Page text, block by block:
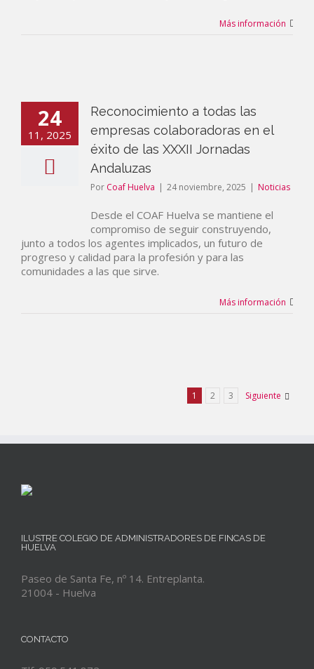
Más información
24
11, 2025
Reconocimiento a todas las
empresas colaboradoras en el
éxito de las XXXII Jornadas
Andaluzas
Por Coaf Huelva | 24 noviembre, 2025 | Noticias
Desde el COAF Huelva se mantiene el
compromiso de seguir construyendo,
junto a todos los agentes implicados, un futuro de
progreso y calidad para la profesión y para las
comunidades a las que sirve.
Más información
1 2 3 Siguiente
ILUSTRE COLEGIO DE ADMINISTRADORES DE FINCAS DE
HUELVA
Paseo de Santa Fe, nº 14. Entreplanta.
21004 - Huelva
CONTACTO